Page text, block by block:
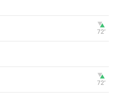
72‎’‎
72‎’‎